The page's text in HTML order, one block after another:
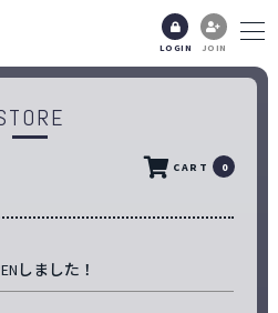
LOGIN JOIN
CART 0
しました！